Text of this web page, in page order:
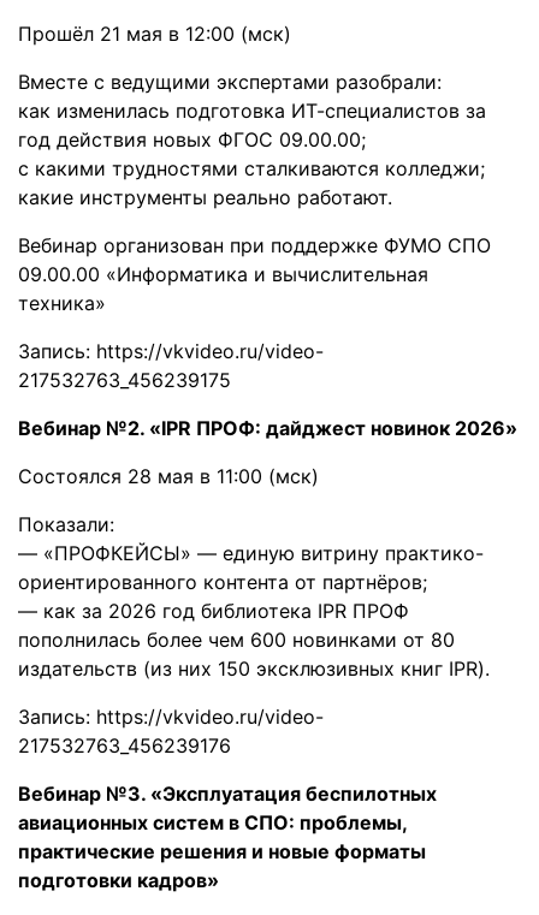
Прошёл 21 мая в 12:00 (мск)
Вместе с ведущими экспертами разобрали:
как изменилась подготовка ИТ-специалистов за
год действия новых ФГОС 09.00.00;
с какими трудностями сталкиваются колледжи;
какие инструменты реально работают.
Вебинар организован при поддержке ФУМО СПО
09.00.00 «Информатика и вычислительная
техника»
Запись: https://vkvideo.ru/video-
217532763_456239175
Вебинар №2. «IPR ПРОФ: дайджест новинок 2026»
Состоялся 28 мая в 11:00 (мск)
Показали:
— «ПРОФКЕЙСЫ» — единую витрину практико-
ориентированного контента от партнёров;
— как за 2026 год библиотека IPR ПРОФ
пополнилась более чем 600 новинками от 80
издательств (из них 150 эксклюзивных книг IPR).
Запись: https://vkvideo.ru/video-
217532763_456239176
Вебинар №3. «Эксплуатация беспилотных
авиационных систем в СПО: проблемы,
практические решения и новые форматы
подготовки кадров»